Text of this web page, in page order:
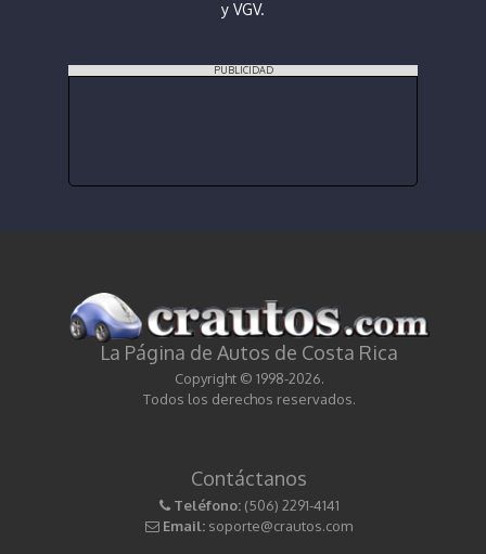
y VGV.
PUBLICIDAD
La Página de Autos de Costa Rica
Copyright © 1998-2026.
Todos los derechos reservados.
Contáctanos
Teléfono: (506) 2291-4141
Email: soporte@crautos.com